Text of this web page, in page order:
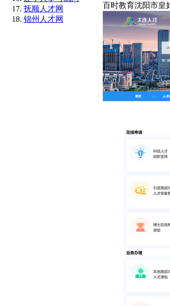
抚顺人才网
锦州人才网
百时教育沈阳市皇